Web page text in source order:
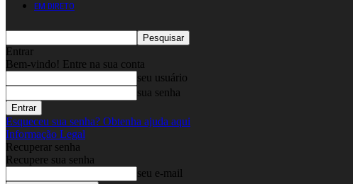
EM DIRETO
Entrar
Bem-vindo! Entre na sua conta
seu usuário
sua senha
Esqueceu sua senha? Obtenha ajuda aqui
Informação Legal
Recuperar senha
Recupere sua senha
seu e-mail